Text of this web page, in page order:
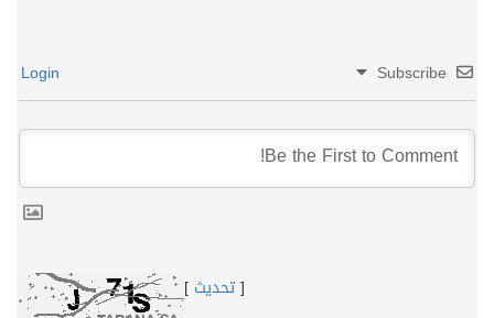
Subscribe
[تحديث ]